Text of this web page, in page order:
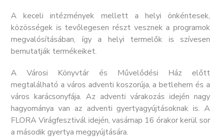
A keceli intézmények mellett a helyi önkéntesek,
közösségek is tevőlegesen részt vesznek a programok
megvalósításában, így a helyi termelők is szívesen
bemutatják termékeiket.
A Városi Könyvtár és Művelődési Ház előtt
megtalálható a város adventi koszorúja, a betlehem és a
város karácsonyfája. Az adventi várakozás idején nagy
hagyománya van az adventi gyertyagyújtásoknak is. A
FLORA Virágfesztivál idején, vasárnap 16 órakor kerül sor
a második gyertya meggyújtására.